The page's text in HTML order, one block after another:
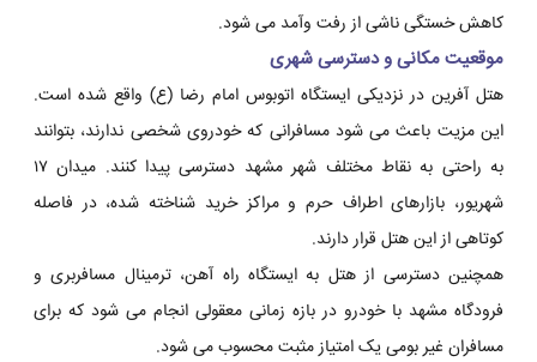
کاهش خستگی ناشی از رفت وآمد می شود.
موقعیت مکانی و دسترسی شهری
هتل آفرین در نزدیکی ایستگاه اتوبوس امام رضا (ع) واقع شده است.
این مزیت باعث می شود مسافرانی که خودروی شخصی ندارند، بتوانند
به راحتی به نقاط مختلف شهر مشهد دسترسی پیدا کنند. میدان ۱۷
شهریور، بازارهای اطراف حرم و مراکز خرید شناخته شده، در فاصله
کوتاهی از این هتل قرار دارند.
همچنین دسترسی از هتل به ایستگاه راه آهن، ترمینال مسافربری و
فرودگاه مشهد با خودرو در بازه زمانی معقولی انجام می شود که برای
مسافران غیر بومی یک امتیاز مثبت محسوب می شود.